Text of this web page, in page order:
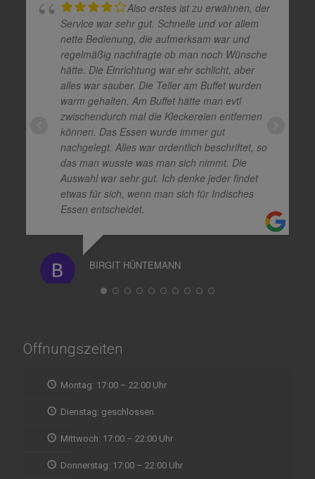
Also erstes ist zu erwähnen, der
Service war sehr gut. Schnelle und vor allem
nette Bedienung, die aufmerksam war und
regelmäßig nachfragte ob man noch Wünsche
hätte. Die Einrichtung war ehr schlicht, aber
alles war sauber. Die Teller am Buffet wurden
warm gehalten. Am Buffet hätte man evtl
zwischendurch mal die Kleckereien entfernen
können. Das Essen wurde immer gut
nachgelegt. Alles war ordentlich beschriftet, so
das man wusste was man sich nimmt. Die
Auswahl war sehr gut. Ich denke jeder findet
etwas für sich, wenn man sich für Indisches
Essen entscheidet.
BIRGIT HÜNTEMANN
Öffnungszeiten
Montag: 17:00 – 22:00 Uhr
Dienstag: geschlossen
Mittwoch: 17:00 – 22:00 Uhr
Donnerstag: 17:00 – 22:00 Uhr